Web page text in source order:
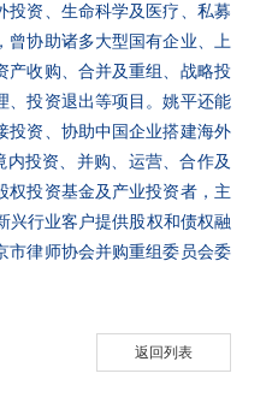
投资、生命科学及医疗、私募
曾协助诸多大型国有企业、上
产收购、合并及重组、战略投
、投资退出等项目。姚平还能
投资、协助中国企业搭建海外
投资、并购、运营、合作及
权投资基金及产业投资者，主
兴行业客户提供股权和债权融
市律师协会并购重组委员会委
返回列表